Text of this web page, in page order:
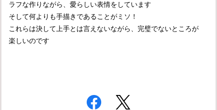
ラフな作りながら、愛らしい表情をしています
そして何よりも手描きであることがミソ！
これらは決して上手とは言えないながら、完璧でないところが
楽しいのです